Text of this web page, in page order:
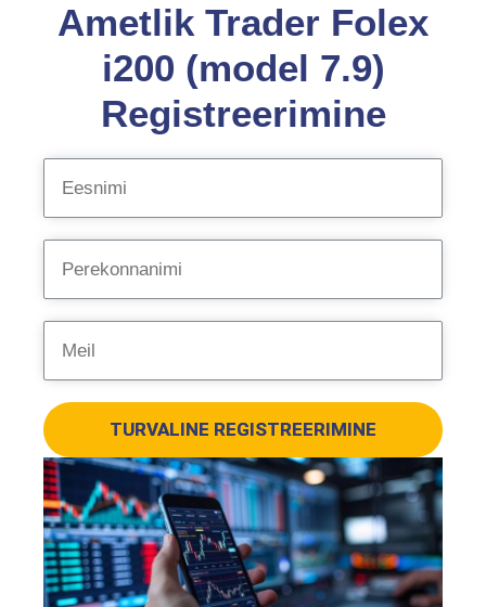
Ametlik Trader Folex
i200 (model 7.9)
Registreerimine
TURVALINE REGISTREERIMINE